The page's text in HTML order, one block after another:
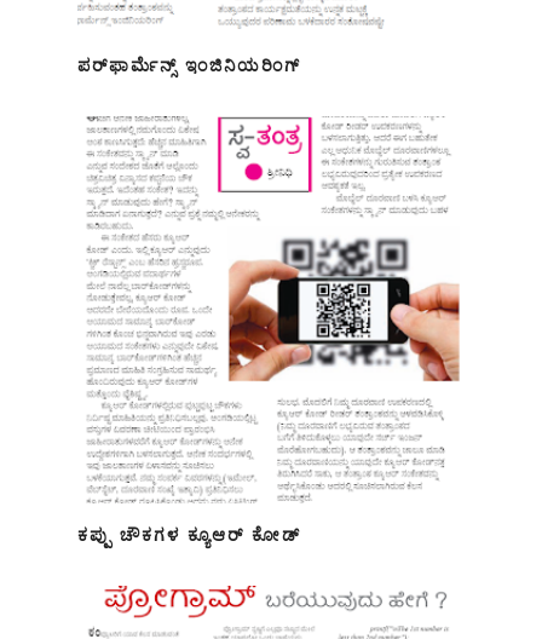
ಪರ್‌ಫಾರ್ಮೆನ್ಸ್ ಇಂಜಿನಿಯರಿಂಗ್
ಕಪ್ಪು ಚೌಕಗಳ ಕ್ಯೂಆರ್ ಕೋಡ್